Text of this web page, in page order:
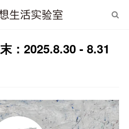
：2025.8.30 - 8.31